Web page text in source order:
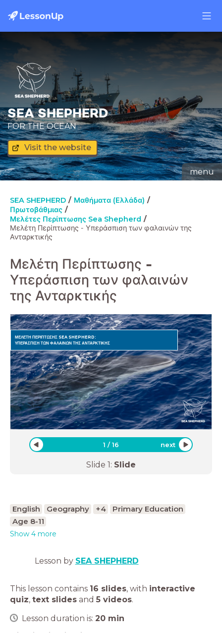
SEA SHEPHERD
FOR THE OCEAN
Visit the website
menu
SEA SHEPHERD
Μαθήματα (Ελλάδα)
Πρωτοβάθμιας
Μελέτες Περίπτωσης Sea Shepherd
Μελέτη Περίπτωσης - Υπεράσπιση των φαλαινών της
Ανταρκτικής
Μελέτη Περίπτωσης -
Υπεράσπιση των φαλαινών
της Ανταρκτικής
ΜΕΛΕΤΗ ΠΕΡΙΠΤΩΣΗΣ SEA SHEPHERD:
ΥΠΕΡΑΣΠΙΣΗ ΤΩΝ ΦΑΛΑΙΝΩΝ ΤΗΣ ΑΝΤΑΡΚΤΙΚΗΣ
1 /16 next
Slide 1: Slide
English Geography +4
Primary Education
Age 8-11
Show 4 more
Lesson by SEA SHEPHERD
This lesson contains 16 slides, with interactive
quiz, text slides and 5 videos.
Lesson duration is: 20 min